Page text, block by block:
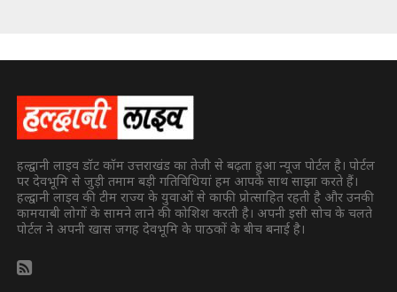
हल्द्वानी लाइव डॉट कॉम उत्तराखंड का तेजी से बढ़ता हुआ न्यूज पोर्टल है। पोर्टल
पर देवभूमि से जुड़ी तमाम बड़ी गतिविधियां हम आपके साथ साझा करते हैं।
हल्द्वानी लाइव की टीम राज्य के युवाओं से काफी प्रोत्साहित रहती है और उनकी
कामयाबी लोगों के सामने लाने की कोशिश करती है। अपनी इसी सोच के चलते
पोर्टल ने अपनी खास जगह देवभूमि के पाठकों के बीच बनाई है।